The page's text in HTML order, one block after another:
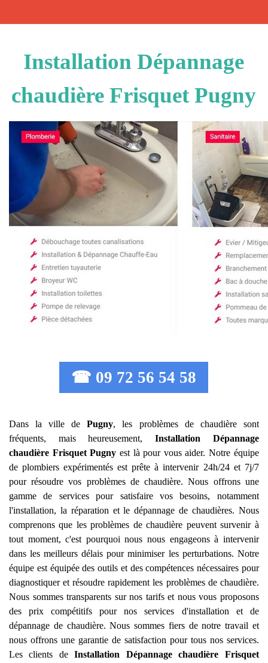
Installation Dépannage
chaudière Frisquet Pugny
☎ 09 72 56 54 58
Dans la ville dePugny, les problèmes de chaudière sont
fréquents, mais heureusement,Installation Dépannage
chaudière Frisquet Pugny est là pour vous aider. Notre équipe
de plombiers expérimentés est prête à intervenir 24h/24 et 7j/7
pour résoudre vos problèmes de chaudière. Nous offrons une
gamme de services pour satisfaire vos besoins, notamment
l'installation, la réparation et le dépannage de chaudières. Nous
comprenons que les problèmes de chaudière peuvent survenir à
tout moment, c'est pourquoi nous nous engageons à intervenir
dans les meilleurs délais pour minimiser les perturbations. Notre
équipe est équipée des outils et des compétences nécessaires pour
diagnostiquer et résoudre rapidement les problèmes de chaudière.
Nous sommes transparents sur nos tarifs et nous vous proposons
des prix compétitifs pour nos services d'installation et de
dépannage de chaudière. Nous sommes fiers de notre travail et
nous offrons une garantie de satisfaction pour tous nos services.
Les clients deInstallation Dépannage chaudière Frisquet